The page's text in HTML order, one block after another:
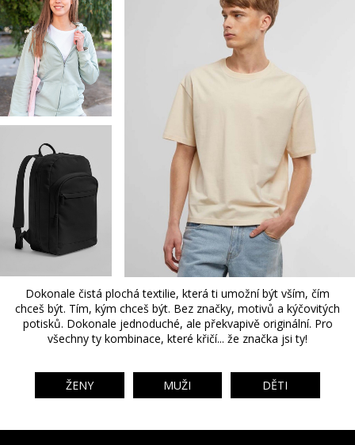
Dokonale čistá plochá textilie, která ti umožní být vším, čím
chceš být. Tím, kým chceš být. Bez značky, motivů a kýčovitých
potisků. Dokonale jednoduché, ale překvapivě originální. Pro
všechny ty kombinace, které křičí... že značka jsi ty!
ŽENY MUŽI DĚTI